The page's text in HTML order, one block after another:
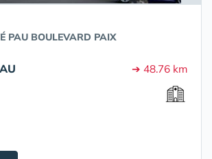
PAU BOULEVARD PAIX
➔ 48.76 km